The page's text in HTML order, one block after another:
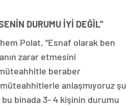
DURUMU İYİ DEĞİL”
Polat, “Esnaf olarak ben
zarar etmesini
beraber
müteahhitlerle anlaşmıyoruz şu
binada 3- 4 kişinin durumu